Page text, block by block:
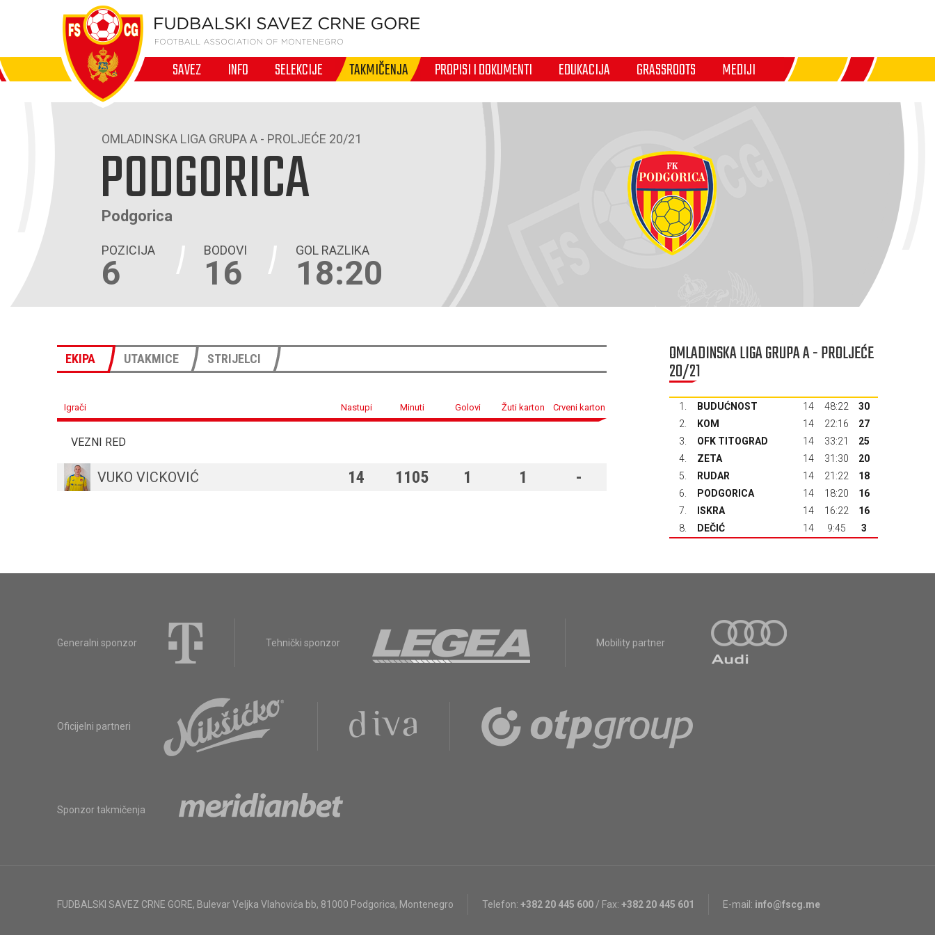
SAVEZ INFO SELEKCIJE TAKMIČENJA PROPISI I DOKUMENTI EDUKACIJA GRASSROOTS MEDIJI
OMLADINSKA LIGA GRUPA A - PROLJEĆE 20/21
PODGORICA
Podgorica
POZICIJA
6
BODOVI
16
GOL RAZLIKA
18:20
EKIPA UTAKMICE STRIJELCI
Igrači Nastupi Minuti Golovi Žuti karton Crveni karton
VEZNI RED
VUKO VICKOVIĆ 14 1105 1 1 -
OMLADINSKA LIGA GRUPA A - PROLJEĆE
20/21
1. BUDUĆNOST 14 48:22
30
2.
KOM 14 22:16
27
3.
OFK TITOGRAD 14 33:21
25
4.
ZETA 14 31:30
20
5.
RUDAR 14 21:22
18
6.
PODGORICA 14 18:20
16
7.
ISKRA 14 16:22
16
8.
DEČIĆ 14 9:45 3
Generalni sponzor Tehnički sponzor Mobility partner
Oficijelni partneri
Sponzor takmičenja
FUDBALSKI SAVEZ CRNE GORE, Bulevar Veljka Vlahovića bb, 81000 Podgorica, Montenegro Telefon: +382 20 445 600 / Fax: +382 20 445 601 E-mail: info@fscg.me